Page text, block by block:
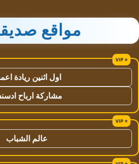
مواقع
اول اثنين ريادة
مشاركة ارباح
عالم الشباب